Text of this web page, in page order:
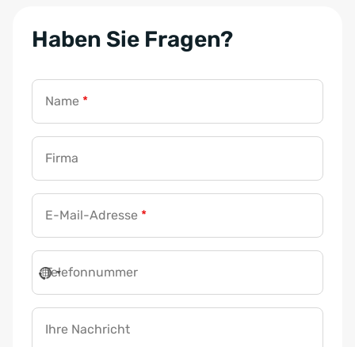
Haben Sie Fragen?
Name *
Firma
E-Mail-Adresse *
Telefonnummer
Ihre Nachricht